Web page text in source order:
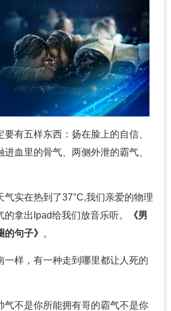
要有五样东西：扬在脸上的自信、
血里的骨气、两侧外泄的霸气、
气实在热到了37°C,我们亲爱的物理
拿出Ipad给我们放音乐听。
《男
句子》 。
一样，有一种走到哪里都让人死的
气不是你所能拥有哥的霸气不是你